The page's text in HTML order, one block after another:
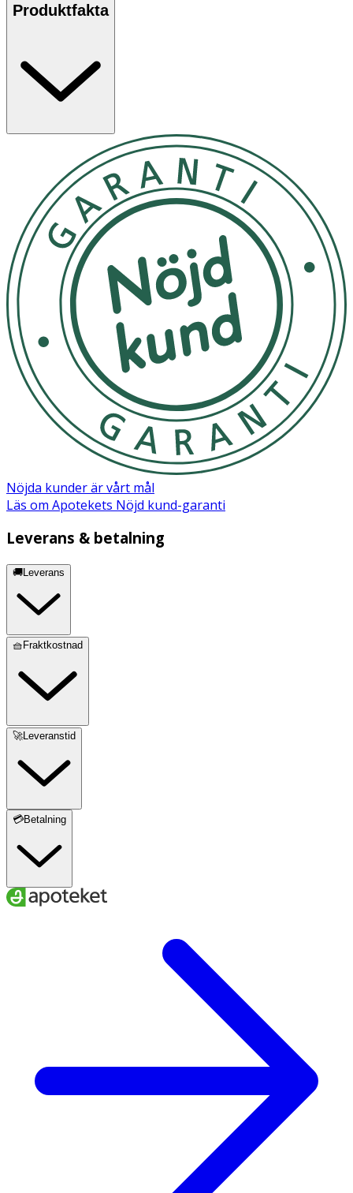
Enligt Swedish Stockings rekommendationer ska du
strumpor/strumpbyxor i tvättmaskin på 30 grader, i en
tvättpåse. Undvik att tvätta strumpbyxorna tillsammans
med föremål som de riskerar att fastna i, såsom
klädesplagg. Använd inte sköljmedel, då det kan skada
elastanet i strumpan. Låt strumporna lufttorka för att
bevara deras passform.
Strumpbyxorna håller längre om de förvaras varsamt, till
exempel i sin originalförpackning eller i en skyddande
påse.
OK för gravida och ammande:
Ja
Produktfakta
Nöjda kunder är vårt mål
Läs om Apotekets Nöjd kund-garanti
Leverans & betalning
🚚Leverans
🧺Fraktkostnad
🚀Leveranstid
💳Betalning